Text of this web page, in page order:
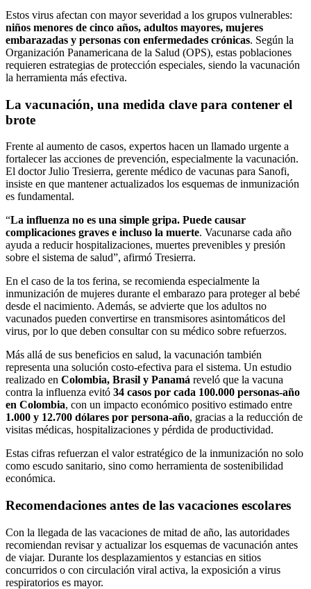
Estos virus afectan con mayor severidad a los grupos vulnerables:
niños menores de cinco años, adultos mayores, mujeres
embarazadas y personas con enfermedades crónicas. Según la
Organización Panamericana de la Salud (OPS), estas poblaciones
requieren estrategias de protección especiales, siendo la vacunación
la herramienta más efectiva.
La vacunación, una medida clave para contener el
brote
Frente al aumento de casos, expertos hacen un llamado urgente a
fortalecer las acciones de prevención, especialmente la vacunación.
El doctor Julio Tresierra, gerente médico de vacunas para Sanofi,
insiste en que mantener actualizados los esquemas de inmunización
es fundamental.
“La influenza no es una simple gripa. Puede causar
complicaciones graves e incluso la muerte. Vacunarse cada año
ayuda a reducir hospitalizaciones, muertes prevenibles y presión
sobre el sistema de salud”, afirmó Tresierra.
En el caso de la tos ferina, se recomienda especialmente la
inmunización de mujeres durante el embarazo para proteger al bebé
desde el nacimiento. Además, se advierte que los adultos no
vacunados pueden convertirse en transmisores asintomáticos del
virus, por lo que deben consultar con su médico sobre refuerzos.
Más allá de sus beneficios en salud, la vacunación también
representa una solución costo-efectiva para el sistema. Un estudio
realizado en Colombia, Brasil y Panamá reveló que la vacuna
contra la influenza evitó 34 casos por cada 100.000 personas-año
en Colombia, con un impacto económico positivo estimado entre
1.000 y 12.700 dólares por persona-año, gracias a la reducción de
visitas médicas, hospitalizaciones y pérdida de productividad.
Estas cifras refuerzan el valor estratégico de la inmunización no solo
como escudo sanitario, sino como herramienta de sostenibilidad
económica.
Recomendaciones antes de las vacaciones escolares
Con la llegada de las vacaciones de mitad de año, las autoridades
recomiendan revisar y actualizar los esquemas de vacunación antes
de viajar. Durante los desplazamientos y estancias en sitios
concurridos o con circulación viral activa, la exposición a virus
respiratorios es mayor.